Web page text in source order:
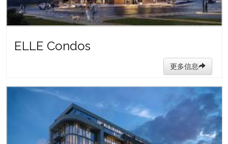
ELLE Condos
更多信息